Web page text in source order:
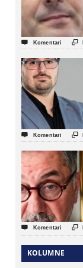
 Komentari 
 Komentari 
 Komentari 
KOLUMNE